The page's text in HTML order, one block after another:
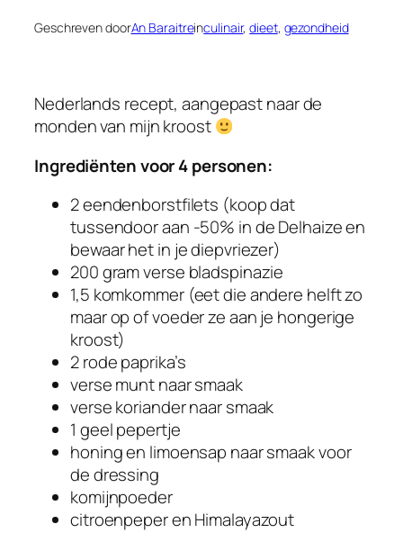
Geschreven doorAn Baraitreinculinair, dieet, gezondheid
Nederlands recept, aangepast naar de
monden van mijn kroost
Ingrediënten voor 4 personen:
2 eendenborstfilets (koop dat
tussendoor aan -50% in de Delhaize en
bewaar het in je diepvriezer)
200 gram verse bladspinazie
1,5 komkommer (eet die andere helft zo
maar op of voeder ze aan je hongerige
kroost)
2 rode paprika’s
verse munt naar smaak
verse koriander naar smaak
1 geel pepertje
honing en limoensap naar smaak voor
de dressing
komijnpoeder
citroenpeper en Himalayazout